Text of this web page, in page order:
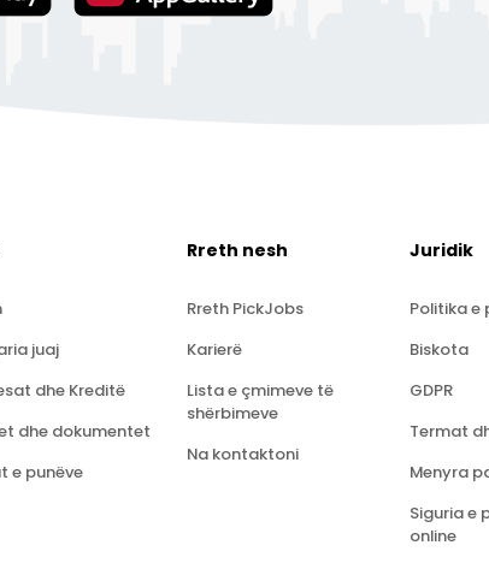
juaj
dhe Kreditë
dhe dokumentet
e punëve
Rreth nesh
Rreth PickJobs
Karierë
Lista e çmimeve të
shërbimeve
Na kontaktoni
Juridik
Politika e
Biskota
GDPR
Termat
Menyra
Siguria e
online